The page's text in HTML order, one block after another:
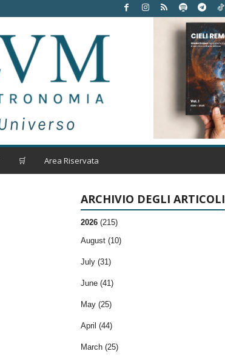
🛒 Area Riservata
ARCHIVIO DEGLI ARTICOLI
2026 (215)
August (10)
July (31)
June (41)
May (25)
April (44)
March (25)